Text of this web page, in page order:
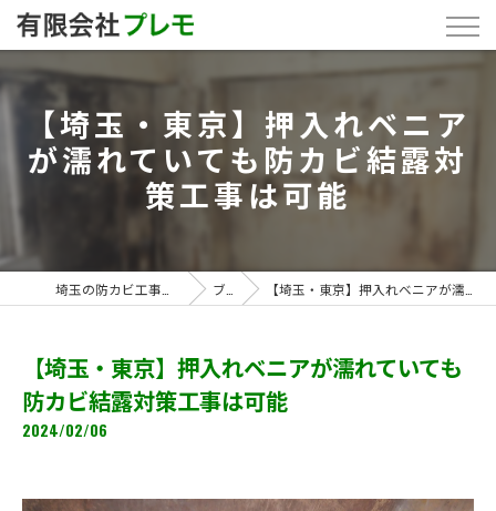
【埼玉・東京】押入れベニア
が濡れていても防カビ結露対
策工事は可能
ブログ 【埼玉・東京】押入れベニアが濡れていても防カビ結露対策工事は可能
【埼玉・東京】押入れベニアが濡れていても
防カビ結露対策工事は可能
2024/02/06